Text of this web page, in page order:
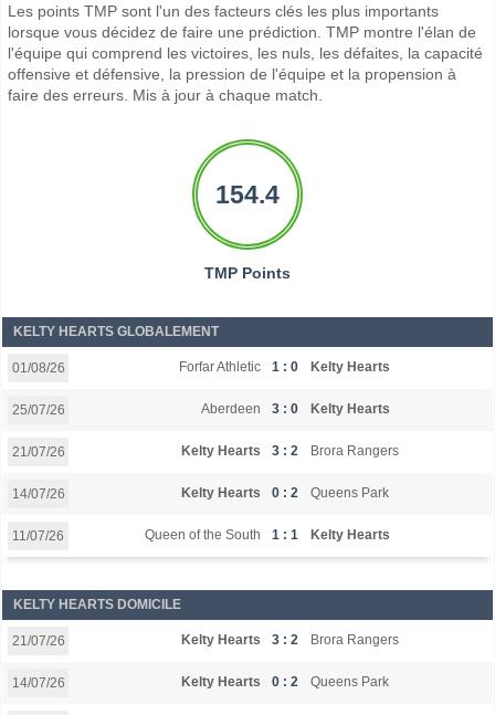
Les points TMP sont l'un des facteurs clés les plus importants
lorsque vous décidez de faire une prédiction. TMP montre l'élan de
l'équipe qui comprend les victoires, les nuls, les défaites, la capacité
offensive et défensive, la pression de l'équipe et la propension à
faire des erreurs. Mis à jour à chaque match.
154.4
TMP Points
KELTY HEARTS GLOBALEMENT
01/08/26 Forfar Athletic 1 : 0 Kelty Hearts
25/07/26 Aberdeen 3 : 0 Kelty Hearts
21/07/26 Kelty Hearts 3 : 2 Brora Rangers
14/07/26 Kelty Hearts 0 : 2 Queens Park
11/07/26 Queen of the South 1 : 1 Kelty Hearts
KELTY HEARTS DOMICILE
21/07/26 Kelty Hearts 3 : 2 Brora Rangers
14/07/26 Kelty Hearts 0 : 2 Queens Park